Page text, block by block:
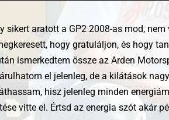
sikert aratott a GP2 2008-as mod,
hogy gratuláljon, és hogy
ismerkedtem össze az Arden
el jelenleg, de a kilátások
hisz jelenleg minden
vitte el. Értsd az energia szót akár